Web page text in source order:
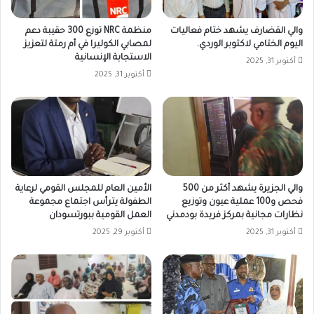
والي القضارف يشهد ختام فعاليات
اليوم الختامي لاكتوبر الوردي.
أكتوبر 31, 2025
منظمة NRC توزع 300 حقيبة دعم
لمصابي الكوليرا في أم رمتة لتعزيز
الاستجابة الإنسانية
أكتوبر 31, 2025
والي الجزيرة يشهد أكثر من 500
فحص و100 عملية عيون وتوزيع
نظارات مجانية بمركز فريدة بودمدني
أكتوبر 31, 2025
الأمين العام للمجلس القومي لرعاية
الطفولة يترأس اجتماع مجموعة
العمل القومية ببورتسودان
أكتوبر 29, 2025